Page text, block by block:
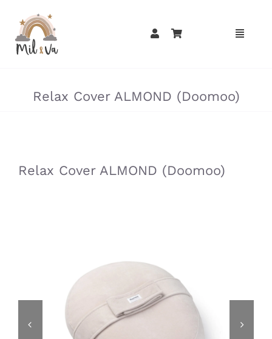
contenu
Relax Cover ALMOND (Doomoo)
Relax Cover ALMOND (Doomoo)